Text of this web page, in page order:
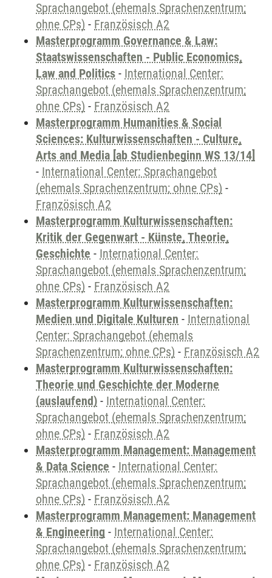
Sprachangebot (ehemals Sprachenzentrum;
ohne CPs) - Französisch A2
Masterprogramm Governance & Law:
Staatswissenschaften - Public Economics,
Law and Politics - International Center:
Sprachangebot (ehemals Sprachenzentrum;
ohne CPs) - Französisch A2
Masterprogramm Humanities & Social
Sciences: Kulturwissenschaften - Culture,
Arts and Media [ab Studienbeginn WS 13/14]
- International Center: Sprachangebot
(ehemals Sprachenzentrum; ohne CPs) -
Französisch A2
Masterprogramm Kulturwissenschaften:
Kritik der Gegenwart - Künste, Theorie,
Geschichte - International Center:
Sprachangebot (ehemals Sprachenzentrum;
ohne CPs) - Französisch A2
Masterprogramm Kulturwissenschaften:
Medien und Digitale Kulturen - International
Center: Sprachangebot (ehemals
Sprachenzentrum; ohne CPs) - Französisch A2
Masterprogramm Kulturwissenschaften:
Theorie und Geschichte der Moderne
(auslaufend) - International Center:
Sprachangebot (ehemals Sprachenzentrum;
ohne CPs) - Französisch A2
Masterprogramm Management: Management
& Data Science - International Center:
Sprachangebot (ehemals Sprachenzentrum;
ohne CPs) - Französisch A2
Masterprogramm Management: Management
& Engineering - International Center:
Sprachangebot (ehemals Sprachenzentrum;
ohne CPs) - Französisch A2